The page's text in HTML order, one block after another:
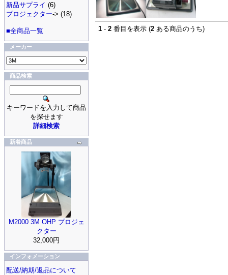
新品サプライ (6)
プロジェクター-> (18)
■全商品一覧
メーカー
商品検索
キーワードを入力して商品
を探せます
詳細検索
新着商品
M2000 3M OHP プロジェ
クター
32,000円
インフォメーション
配送/納期/返品について
1 - 2 番目を表示 (2 ある商品のうち)